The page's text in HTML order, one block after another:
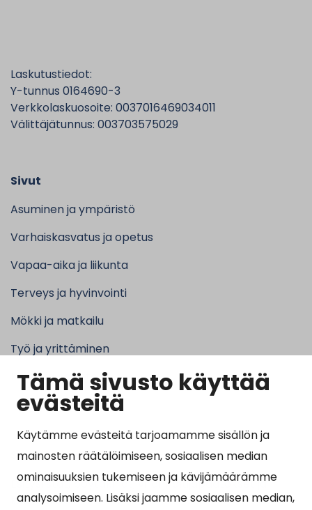
Tämä sivusto käyttää
evästeitä
Käytämme evästeitä tarjoamamme sisällön ja
mainosten räätälöimiseen, sosiaalisen median
ominaisuuksien tukemiseen ja kävijämäärämme
analysoimiseen. Lisäksi jaamme sosiaalisen median,
Laskutustiedot:
Y-tunnus 0164690-3
Verkkolaskuosoite: 0037016469034011
Välittäjätunnus: 003703575029
Sivut
Asuminen ja ympäristö
Varhaiskasvatus ja opetus
Vapaa-aika ja liikunta
Terveys ja hyvinvointi
Mökki ja matkailu
Työ ja yrittäminen
Kunta ja hallinto
Suosituimmat sivut
Esityslistat, pöytäkirjat, viranhaltijapäätökset ja
kuulutukset